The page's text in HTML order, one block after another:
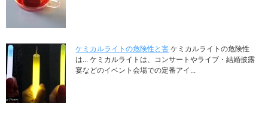
ケミカルライトの危険性と害 ケミカルライトの危険性
は... ケミカルライトは、コンサートやライブ・結婚披露
宴などのイベント会場での定番アイ...